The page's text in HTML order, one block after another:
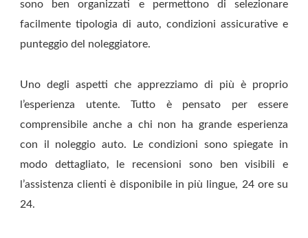
sono ben organizzati e permettono di selezionare
facilmente tipologia di auto, condizioni assicurative e
punteggio del noleggiatore.
Uno degli aspetti che apprezziamo di più è proprio
l’esperienza utente. Tutto è pensato per essere
comprensibile anche a chi non ha grande esperienza
con il noleggio auto. Le condizioni sono spiegate in
modo dettagliato, le recensioni sono ben visibili e
l’assistenza clienti è disponibile in più lingue, 24 ore su
24.